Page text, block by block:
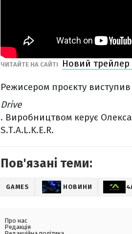
ЧИТАЙТЕ НА САЙТІ Новий трейлер
Режисером проєкту
Drive
. Виробництвом керує
S.T.A.L.K.E.R.
Пов'язані теми:
GAMES НОВИНИ
Про нас
Редакція